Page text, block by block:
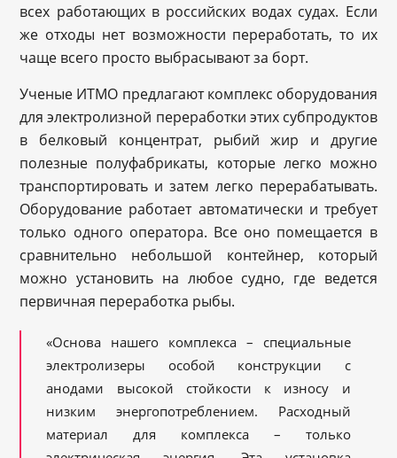
всех работающих в российских водах судах. Если
же отходы нет возможности переработать, то их
чаще всего просто выбрасывают за борт.
Ученые ИТМО предлагают комплекс оборудования
для электролизной переработки этих субпродуктов
в белковый концентрат, рыбий жир и другие
полезные полуфабрикаты, которые легко можно
транспортировать и затем легко перерабатывать.
Оборудование работает автоматически и требует
только одного оператора. Все оно помещается в
сравнительно небольшой контейнер, который
можно установить на любое судно, где ведется
первичная переработка рыбы.
«Основа нашего комплекса – специальные
электролизеры особой конструкции с
анодами высокой стойкости к износу и
низким энергопотреблением. Расходный
материал для комплекса – только